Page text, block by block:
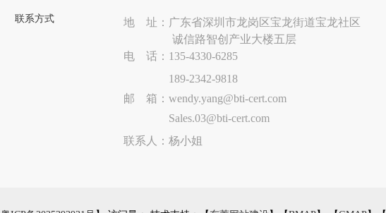
联系方式
地 址：广东省深圳市龙岗区宝龙街道宝龙社区
诚信路智创产业大楼五层
电 话： 135-4330-6285
189-2342-9818
邮 箱： wendy.yang@bti-cert.com
Sales.03@bti-cert.com
联系人：杨小姐